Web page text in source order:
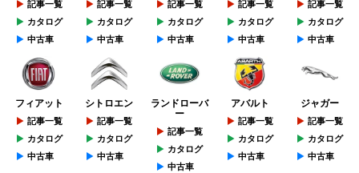
記事一覧
カタログ
中古車
記事一覧
カタログ
中古車
記事一覧
カタログ
中古車
記事一覧
カタログ
中古車
記事一覧
カタログ
中古車
フィアット
記事一覧
カタログ
中古車
シトロエン
記事一覧
カタログ
中古車
ランドローバ
ー
記事一覧
カタログ
中古車
アバルト
記事一覧
カタログ
中古車
ジャガー
記事一覧
カタログ
中古車